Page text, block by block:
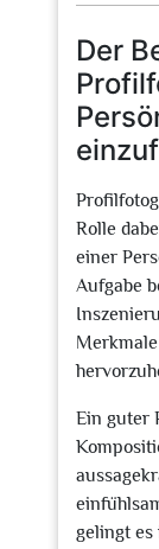
Der
Rolle
einer
Aufgabe
Ein guter
gelingt es